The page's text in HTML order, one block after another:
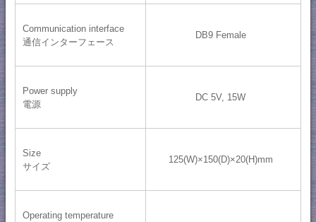
Communication interface
通信インターフェース
DB9 Female
Power supply
電源
DC 5V, 15W
Size
サイズ
125(W)×150(D)×20(H)mm
Operating temperature